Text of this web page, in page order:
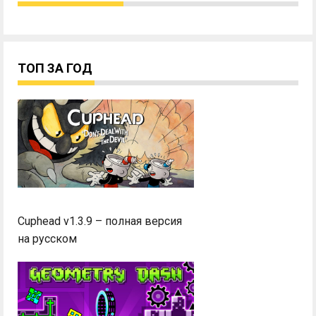
ТОП ЗА ГОД
Cuphead v1.3.9 – полная версия
на русском